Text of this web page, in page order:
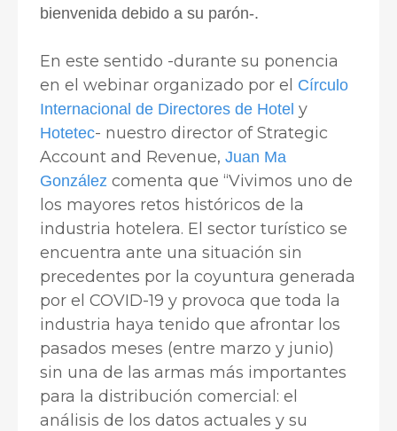
bienvenida debido a su parón-.
En este sentido -durante su ponencia
en el webinar organizado por el Círculo
Internacional de Directores de Hotel y
Hotetec- nuestro director of Strategic
Account and Revenue, Juan Ma
González comenta que “Vivimos uno de
los mayores retos históricos de la
industria hotelera. El sector turístico se
encuentra ante una situación sin
precedentes por la coyuntura generada
por el COVID-19 y provoca que toda la
industria haya tenido que afrontar los
pasados meses (entre marzo y junio)
sin una de las armas más importantes
para la distribución comercial: el
análisis de los datos actuales y su